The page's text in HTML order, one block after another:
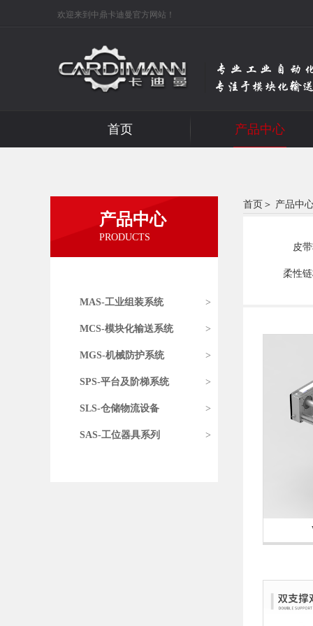
欢迎来到中鼎卡迪曼官方网站！
首页 产品中心
产品中心
PRODUCTS
MAS-工业组装系统 >
MCS-模块化输送系统 >
MGS-机械防护系统 >
SPS-平台及阶梯系统 >
SLS-仓储物流设备 >
SAS-工位器具系列 >
首页 ＞ 产品中
皮
柔性